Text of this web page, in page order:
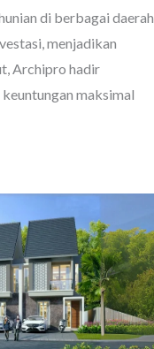
di berbagai daerah
menjadikan
Archipro hadir
maksimal